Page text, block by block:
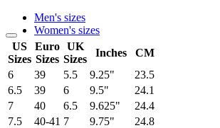
Men's sizes
Women's sizes
US
Sizes
Euro
Sizes
UK
Sizes
Inches
CM
6
39 5.5 9.25"
23.5
6.5
39 6 9.5"
24.1
7
40 6.5 9.625"
24.4
7.5
40-41 7 9.75"
24.8